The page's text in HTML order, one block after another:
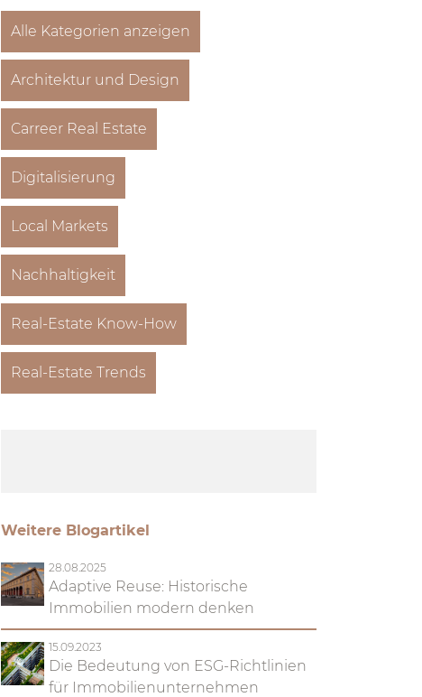
Alle Kategorien anzeigen
Architektur und Design
Carreer Real Estate
Digitalisierung
Local Markets
Nachhaltigkeit
Real-Estate Know-How
Real-Estate Trends
Weitere Blogartikel
28.08.2025
Adaptive Reuse: Historische
Immobilien modern denken
15.09.2023
Die Bedeutung von ESG-Richtlinien
für Immobilienunternehmen